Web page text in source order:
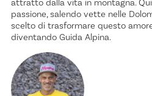
attratto dalla vita in montagna.
passione, salendo vette nelle
scelto di trasformare questo
diventando Guida Alpina.